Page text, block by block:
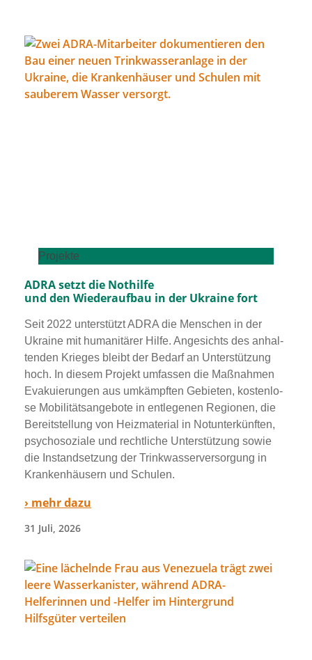
Projekte
ADRA setzt die Nothilfe
und den Wiederaufbau in der Ukraine fort
Seit 2022 unter­stützt ADRA die Menschen in der
Ukraine mit huma­ni­tä­rer Hilfe. Angesichts des anhal­
ten­den Krieges bleibt der Bedarf an Unterstützung
hoch. In die­sem Projekt umfas­sen die Maßnahmen
Evakuierungen aus umkämpf­ten Gebieten, kos­ten­lo­
se Mobilitätsangebote in ent­le­ge­nen Regionen, die
Bereitstellung von Heizmaterial in Notunterkünften,
psy­cho­so­zia­le und recht­li­che Unterstützung sowie
die Instandsetzung der Trinkwasserversorgung in
Krankenhäusern und Schulen.
› mehr dazu
31 Juli, 2026